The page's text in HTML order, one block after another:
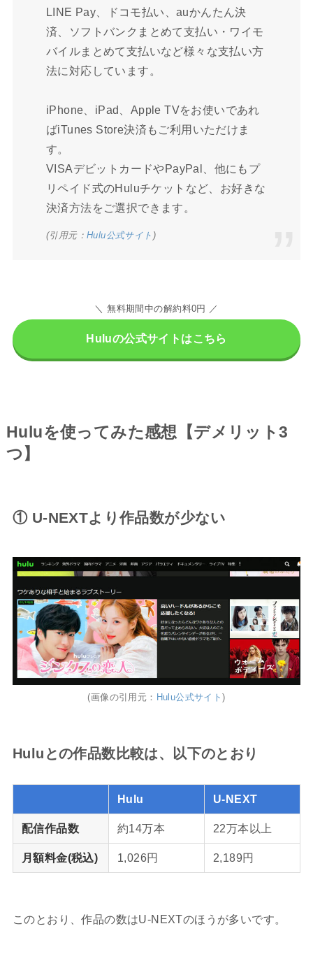
LINE Pay、ドコモ払い、auかんたん決
済、ソフトバンクまとめて支払い・ワイモ
バイルまとめて支払いなど様々な支払い方
法に対応しています。
iPhone、iPad、Apple TVをお使いであれ
ばiTunes Store決済もご利用いただけま
す。
VISAデビットカードやPayPal、他にもプ
リペイド式のHuluチケットなど、お好きな
決済方法をご選択できます。
(引用元： Hulu公式サイト )
＼ 無料期間中の解約料0円 ／
Huluの公式サイトはこちら
Huluを使ってみた感想【デメリット3
つ】
① U-NEXTより作品数が少ない
(画像の引用元： Hulu公式サイト)
Huluとの作品数比較は、以下のとおり
Hulu U-NEXT
配信作品数 約14万本 22万本以上
月額料金(税込) 1,026円 2,189円
このとおり、作品の数はU-NEXTのほうが多いです。